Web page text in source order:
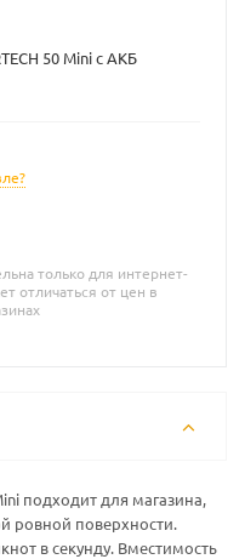
50 Mini с АКБ
только для интернет-
отличаться от цен в
подходит для магазина,
ровной поверхности.
в секунду. Вместимость